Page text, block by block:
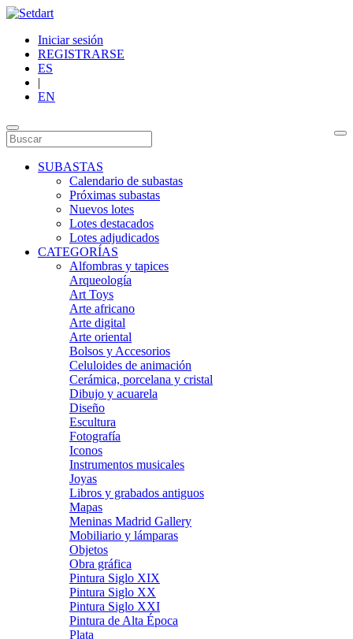
Iniciar sesión
REGISTRARSE
ES
|
EN
SUBASTAS
Calendario de subastas
Próximas subastas
Nuevos lotes
Lotes destacados
Lotes adjudicados
CATEGORÍAS
Alfombras y tapices
Arqueología
Art Toys
Arte africano
Arte digital
Arte oriental
Bolsos y Accesorios
Celuloides de animación
Cerámica, porcelana y cristal
Dibujo y acuarela
Diseño
Escultura
Fotografía
Iconos
Instrumentos musicales
Joyas
Libros y grabados antiguos
Mapas
Meninas Madrid Gallery
Mobiliario y lámparas
Objetos
Obra gráfica
Pintura Siglo XIX
Pintura Siglo XX
Pintura Siglo XXI
Pintura de Alta Época
Plata